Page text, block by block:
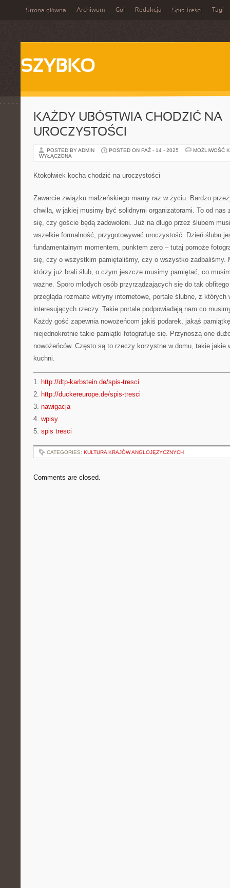
Strona główna Archiwum Gol Redakcja Spis Treści Tagi
SZYBKO
KAŻDY UBÓSTWIA CHODZIĆ NA
UROCZYSTOŚCI
POSTED BY ADMIN POSTED ON PAŹ - 14 - 2025
MOŻLIWOŚĆ
WYŁĄCZONA
Ktokolwiek kocha chodzić na uroczystości
Zawarcie związku małżeńskiego mamy raz w życiu. Bardzo
chwila, w jakiej musimy być solidnymi organizatorami. To od
się, czy goście będą zadowoleni. Już na długo przez ślubem
wszelkie formalność, przygotowywać uroczystość. Dzień ślubu
fundamentalnym momentem, punktem zero – tutaj pomoże
się, czy o wszystkim pamiętaliśmy, czy o wszystko zadbaliśmy.
którzy już brali ślub, o czym jeszcze musimy pamiętać, co
ważne. Sporo młodych osób przyrządzających się do tak
przegląda rozmaite witryny internetowe, portale ślubne, z których
interesujących rzeczy. Takie portale podpowiadają nam co
Każdy gość zapewnia nowożeńcom jakiś podarek, jakąś
niejednokrotnie takie pamiątki fotografuje się. Przynoszą one
nowożeńców. Często są to rzeczy korzystne w domu, takie jakie
kuchni.
1. http://dtp-karbstein.de/spis-tresci
2. http://duckereurope.de/spis-tresci
3. nawigacja
4. wpisy
5. spis tresci
CATEGORIES: KULTURA KRAJÓW ANGLOJĘZYCZNYCH
Comments are closed.